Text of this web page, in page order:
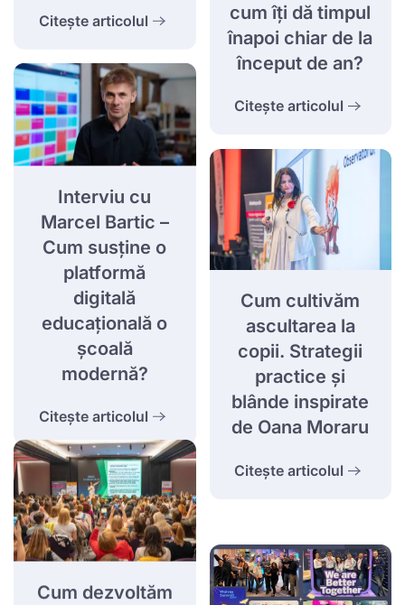
Citește articolul
cum îți dă timpul
înapoi chiar de la
început de an?
Citește articolul
Interviu cu
Marcel Bartic –
Cum susține o
platformă
digitală
educațională o
școală
modernă?
Citește articolul
Cum cultivăm
ascultarea la
copii. Strategii
practice și
blânde inspirate
de Oana Moraru
Citește articolul
Cum dezvoltăm